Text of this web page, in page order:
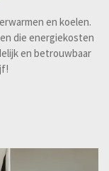
en koelen.
die energiekosten
en betrouwbaar